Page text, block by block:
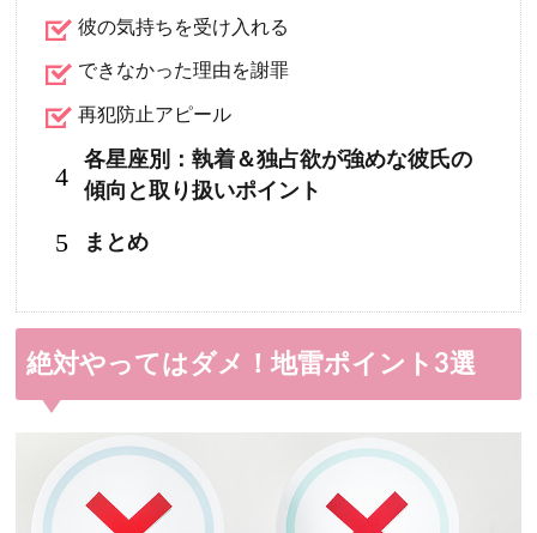
彼の気持ちを受け入れる
できなかった理由を謝罪
再犯防止アピール
4
各星座別：執着＆独占欲が強めな彼氏の
傾向と取り扱いポイント
5 まとめ
絶対やってはダメ！地雷ポイント3選